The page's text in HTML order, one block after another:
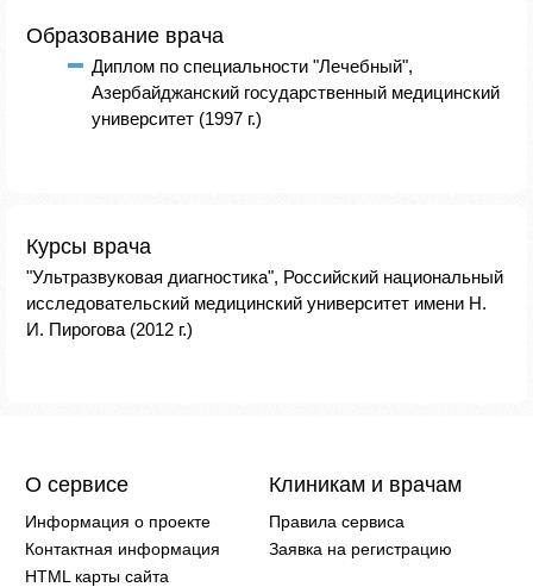
Образование врача
Диплом по специальности "Лечебный",
Азербайджанский государственный медицинский
университет (1997 г.)
Курсы врача
"Ультразвуковая диагностика", Российский национальный
исследовательский медицинский университет имени Н.
И. Пирогова (2012 г.)
О сервисе
Информация о проекте
Контактная информация
HTML карты сайта
Клиникам и врачам
Правила сервиса
Заявка на регистрацию